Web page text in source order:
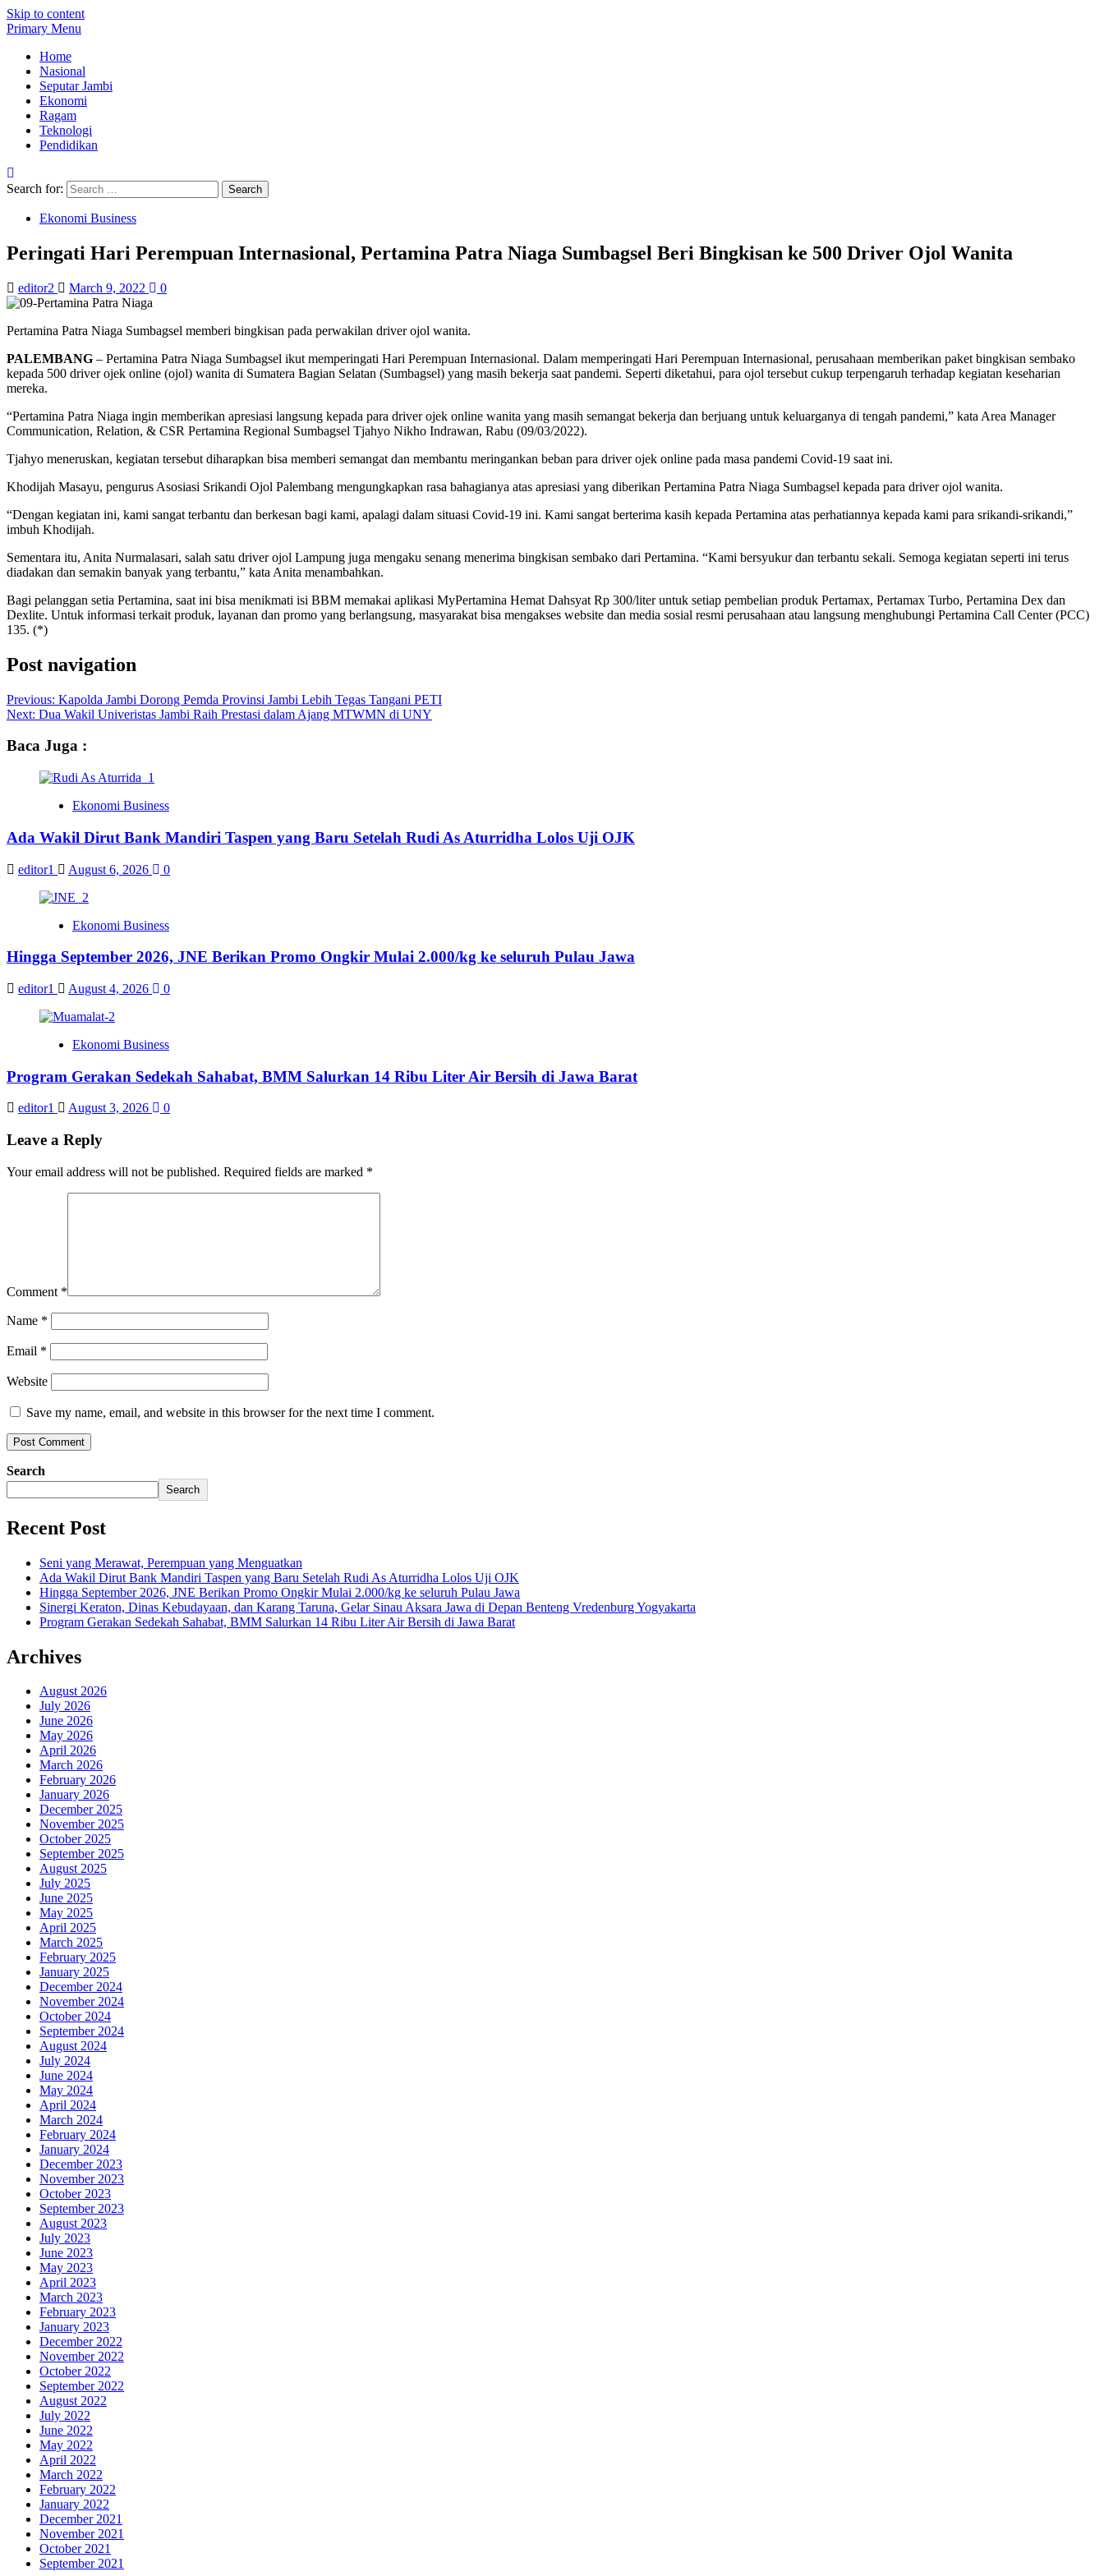
Skip to content
Primary Menu
Home
Nasional
Seputar Jambi
Ekonomi
Ragam
Teknologi
Pendidikan
Search for:
Ekonomi Business
Peringati Hari Perempuan Internasional, Pertamina Patra Niaga Sumbagsel Beri Bingkisan ke 500 Driver Ojol Wanita
editor2 March 9, 2022 0
Pertamina Patra Niaga Sumbagsel memberi bingkisan pada perwakilan driver ojol wanita.
PALEMBANG – Pertamina Patra Niaga Sumbagsel ikut memperingati Hari Perempuan Internasional. Dalam memperingati Hari Perempuan Internasional, perusahaan memberikan paket bingkisan sembako
kepada 500 driver ojek online (ojol) wanita di Sumatera Bagian Selatan (Sumbagsel) yang masih bekerja saat pandemi. Seperti diketahui, para ojol tersebut cukup terpengaruh terhadap kegiatan keseharian
mereka.
“Pertamina Patra Niaga ingin memberikan apresiasi langsung kepada para driver ojek online wanita yang masih semangat bekerja dan berjuang untuk keluarganya di tengah pandemi,” kata Area Manager
Communication, Relation, & CSR Pertamina Regional Sumbagsel Tjahyo Nikho Indrawan, Rabu (09/03/2022).
Tjahyo meneruskan, kegiatan tersebut diharapkan bisa memberi semangat dan membantu meringankan beban para driver ojek online pada masa pandemi Covid-19 saat ini.
Khodijah Masayu, pengurus Asosiasi Srikandi Ojol Palembang mengungkapkan rasa bahagianya atas apresiasi yang diberikan Pertamina Patra Niaga Sumbagsel kepada para driver ojol wanita.
“Dengan kegiatan ini, kami sangat terbantu dan berkesan bagi kami, apalagi dalam situasi Covid-19 ini. Kami sangat berterima kasih kepada Pertamina atas perhatiannya kepada kami para srikandi-srikandi,”
imbuh Khodijah.
Sementara itu, Anita Nurmalasari, salah satu driver ojol Lampung juga mengaku senang menerima bingkisan sembako dari Pertamina. “Kami bersyukur dan terbantu sekali. Semoga kegiatan seperti ini terus
diadakan dan semakin banyak yang terbantu,” kata Anita menambahkan.
Bagi pelanggan setia Pertamina, saat ini bisa menikmati isi BBM memakai aplikasi MyPertamina Hemat Dahsyat Rp 300/liter untuk setiap pembelian produk Pertamax, Pertamax Turbo, Pertamina Dex dan
Dexlite. Untuk informasi terkait produk, layanan dan promo yang berlangsung, masyarakat bisa mengakses website dan media sosial resmi perusahaan atau langsung menghubungi Pertamina Call Center (PCC)
135. (*)
Post navigation
Previous: Kapolda Jambi Dorong Pemda Provinsi Jambi Lebih Tegas Tangani PETI
Next: Dua Wakil Univeristas Jambi Raih Prestasi dalam Ajang MTWMN di UNY
Baca Juga :
Ekonomi Business
Ada Wakil Dirut Bank Mandiri Taspen yang Baru Setelah Rudi As Aturridha Lolos Uji OJK
editor1 August 6, 2026 0
Ekonomi Business
Hingga September 2026, JNE Berikan Promo Ongkir Mulai 2.000/kg ke seluruh Pulau Jawa
editor1 August 4, 2026 0
Ekonomi Business
Program Gerakan Sedekah Sahabat, BMM Salurkan 14 Ribu Liter Air Bersih di Jawa Barat
editor1 August 3, 2026 0
Leave a Reply
Your email address will not be published. Required fields are marked *
Comment *
Name *
Email *
Website
Save my name, email, and website in this browser for the next time I comment.
Search
Search
Recent Post
Seni yang Merawat, Perempuan yang Menguatkan
Ada Wakil Dirut Bank Mandiri Taspen yang Baru Setelah Rudi As Aturridha Lolos Uji OJK
Hingga September 2026, JNE Berikan Promo Ongkir Mulai 2.000/kg ke seluruh Pulau Jawa
Sinergi Keraton, Dinas Kebudayaan, dan Karang Taruna, Gelar Sinau Aksara Jawa di Depan Benteng Vredenburg Yogyakarta
Program Gerakan Sedekah Sahabat, BMM Salurkan 14 Ribu Liter Air Bersih di Jawa Barat
Archives
August 2026
July 2026
June 2026
May 2026
April 2026
March 2026
February 2026
January 2026
December 2025
November 2025
October 2025
September 2025
August 2025
July 2025
June 2025
May 2025
April 2025
March 2025
February 2025
January 2025
December 2024
November 2024
October 2024
September 2024
August 2024
July 2024
June 2024
May 2024
April 2024
March 2024
February 2024
January 2024
December 2023
November 2023
October 2023
September 2023
August 2023
July 2023
June 2023
May 2023
April 2023
March 2023
February 2023
January 2023
December 2022
November 2022
October 2022
September 2022
August 2022
July 2022
June 2022
May 2022
April 2022
March 2022
February 2022
January 2022
December 2021
November 2021
October 2021
September 2021